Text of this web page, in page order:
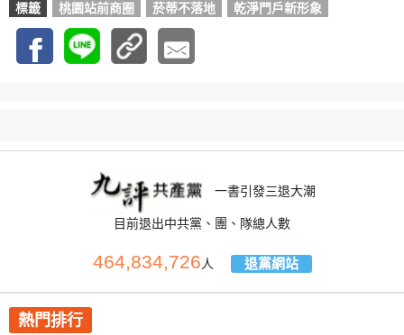
標籤 桃園站前商圈 菸蒂不落地 乾淨門戶新形象
一書引發三退大潮
目前退出中共黨、團、隊總人數
464,834,726人 退黨網站
熱門排行